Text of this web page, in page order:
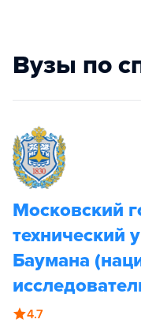
Вузы по
Московский
технический
Баумана
4.7